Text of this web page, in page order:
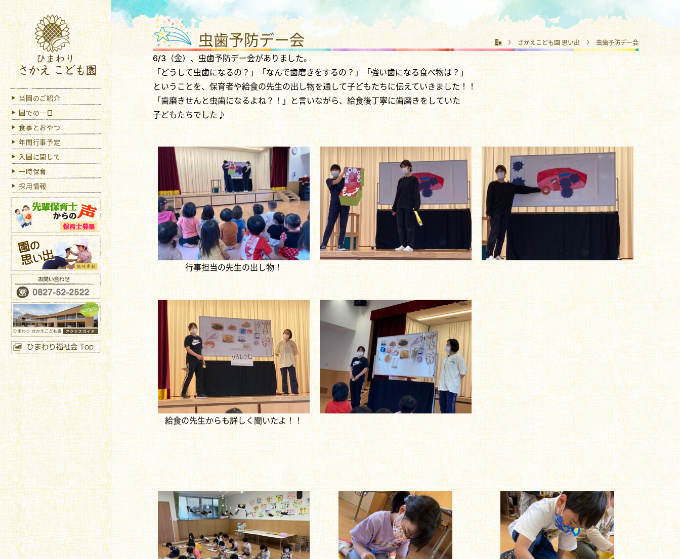
ひまわり さかえこども園
当園のご紹介
園での一日
食事とおやつ
年間行事予定
入園に関して
一時保育
採用情報
虫歯予防デー会 さかえこども園 思い出 虫歯予防デー会
6/3（金）、虫歯予防デー会がありました。
「どうして虫歯になるの？」「なんで歯磨きをするの？」「強い歯になる食べ物は？」
ということを、保育者や給食の先生の出し物を通して子どもたちに伝えていきました！！
「歯磨きせんと虫歯になるよね？！」と言いながら、給食後丁寧に歯磨きをしていた
子どもたちでした♪
行事担当の先生の出し物！
給食の先生からも詳しく聞いたよ！！